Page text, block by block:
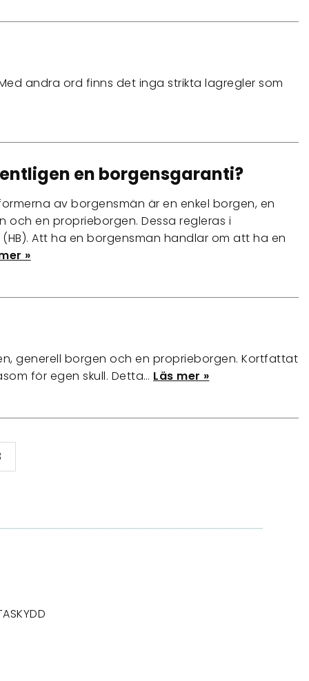
andra ord finns det inga strikta lagregler som
en borgensgaranti?
av borgensmän är en enkel borgen, en
och en proprieborgen. Dessa regleras i
Att ha en borgensman handlar om att ha en
»
generell borgen och en proprieborgen. Kortfattat
för egen skull. Detta… Läs mer »